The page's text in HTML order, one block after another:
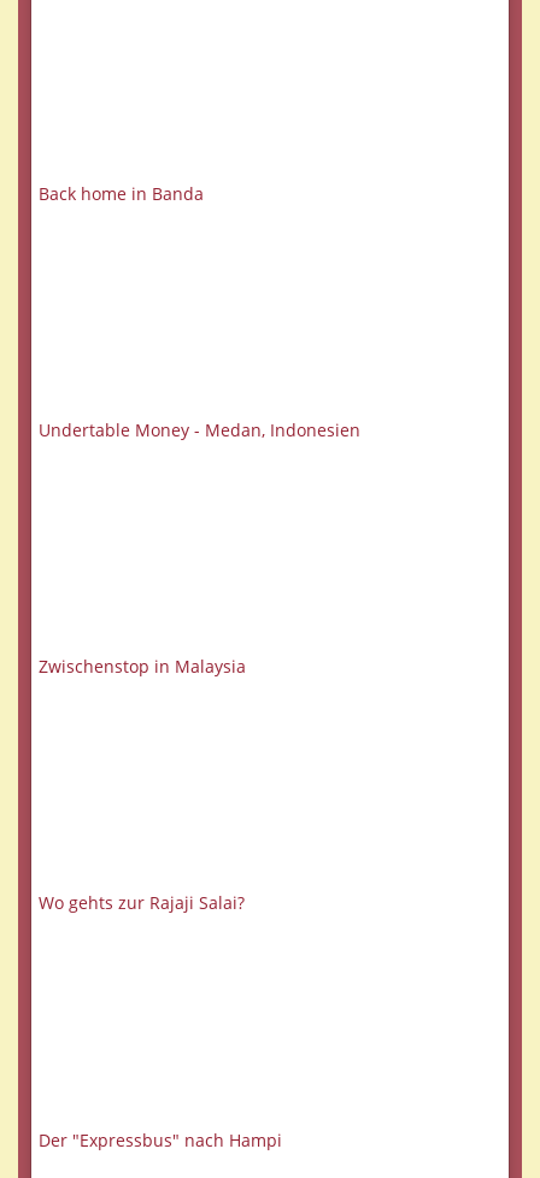
Back home in Banda
Undertable Money - Medan, Indonesien
Zwischenstop in Malaysia
Wo gehts zur Rajaji Salai?
Der "Expressbus" nach Hampi